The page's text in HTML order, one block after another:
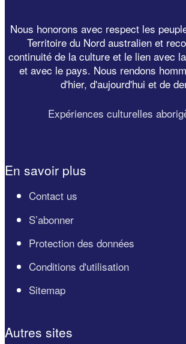
Nous honorons avec respect les
Territoire du Nord australien et
continuité de la culture et le lien avec
et avec le pays. Nous rendons
d'hier, d'aujourd'hui et de
Expériences culturelles
En savoir plus
Contact us
S’abonner
Protection des données
Conditions d'utilisation
Sitemap
Autres sites